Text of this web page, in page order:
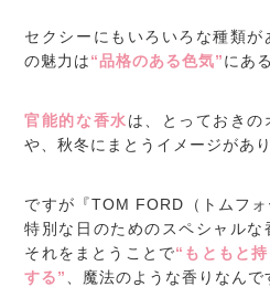
セクシーにもいろいろな種類
の魅力は“品格のある色気”にあ
官能的な香水は、とっておきの
や、秋冬にまとうイメージがあり
ですが『TOM FORD（トムフ
特別な日のためのスペシャルな
それをまとうことで“もともと
する”
、魔法のような香りなんで